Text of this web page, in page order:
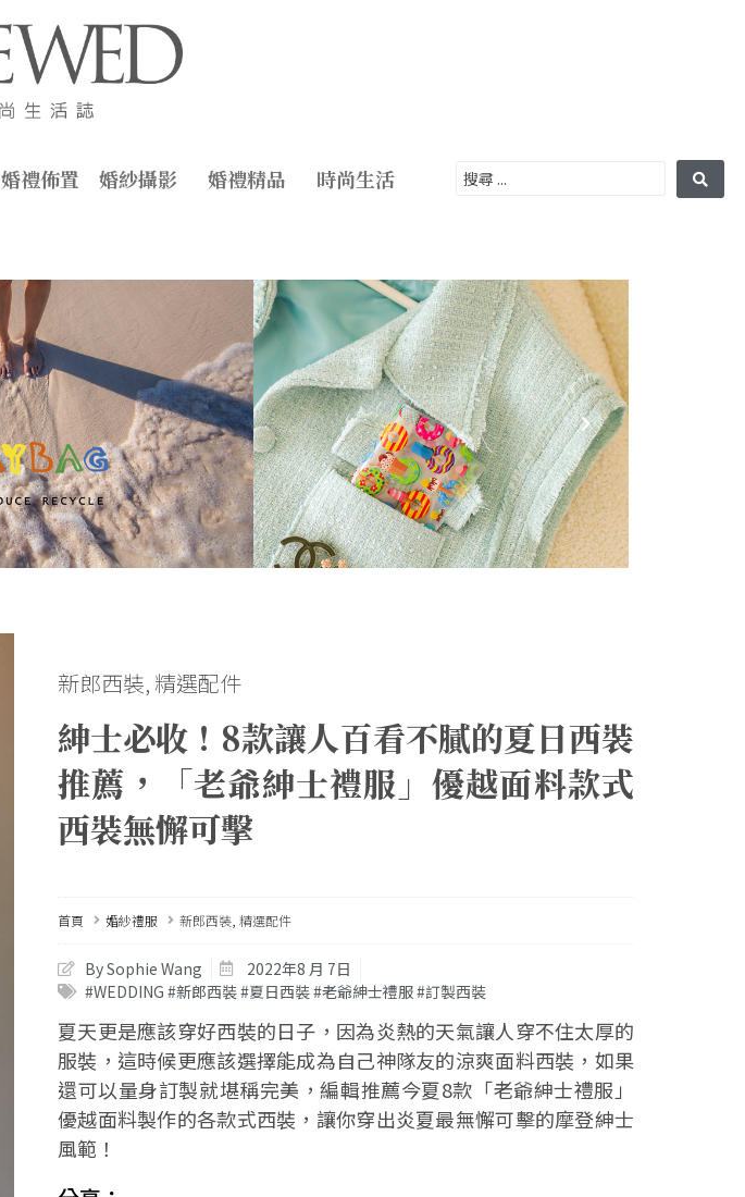
婚禮佈置 婚紗攝影 婚禮精品 時尚生活
新郎西裝, 精選配件
紳士必收！8款讓人百看不膩的夏日西裝
推薦，「老爺紳士禮服」優越面料款式
西裝無懈可擊
首頁 婚紗禮服 新郎西裝 精選配件
By Sophie Wang
2022年8 月 7日
#WEDDING #新郎西裝 #夏日西裝 #老爺紳士禮服 #訂製西裝
夏天更是應該穿好西裝的日子，因為炎熱的天氣讓人穿不住太厚的
服裝，這時候更應該選擇能成為自己神隊友的涼爽面料西裝，如果
還可以量身訂製就堪稱完美，編輯推薦今夏8款「老爺紳士禮服」
優越面料製作的各款式西裝，讓你穿出炎夏最無懈可擊的摩登紳士
風範！